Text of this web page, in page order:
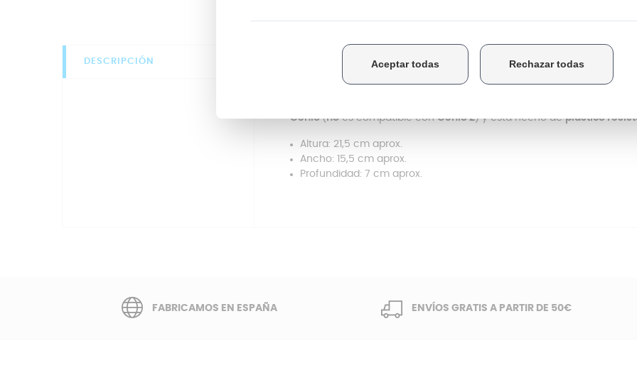
DESCRIPCIÓN
Si necesitas un nuevo recambio para tu cafetera,es
Genio(noes compatible conGenio 2) y está hecho deplástico
Altura: 21,5 cm aprox.
Ancho: 15,5 cm aprox.
Profundidad: 7 cm aprox.
FABRICAMOS EN ESPAÑA ENVÍOS GRATIS A PARTIR DE 50€